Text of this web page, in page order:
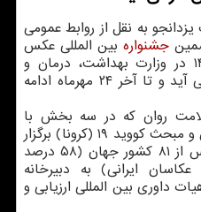
به نقل از روابط عمومی
جشنواره بین المللی عکس
پزشکی به نمایش درمی آید و تا آخر ۲۴ مهرماه ادامه
روان که در سه بخش با
مبحث آزاد، مبحث سلامت روان و مبحث کووید ۱۹ (کرونا) برگزار
شد، ۳۰ هزار اثر از ۴ هزار عکاس از ۸۱ کشور جهان (۵۸ درصد
و ۴۲ درصد عکاسان ایرانی) به دبیرخانه
داوری بین المللی ارزیابی و